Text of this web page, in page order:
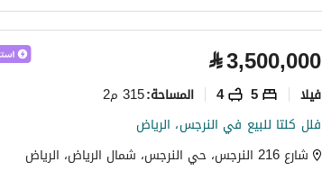
⃁3,500,000
فیلا 5
4 المساحة:315 م2
فلل كلتا للبيع في النرجس، الرياض
شارع 216 النرجس، حي النرجس، شمال الرياض، الرياض